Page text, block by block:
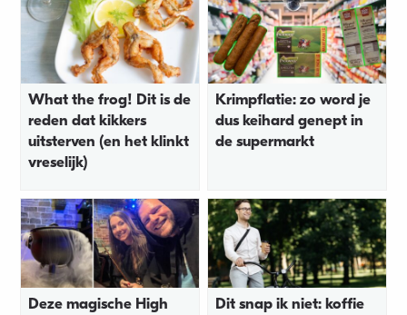
What the frog! Dit is de
reden dat kikkers
uitsterven (en het klinkt
vreselijk)
Krimpflatie: zo word je
dus keihard genept in
de supermarkt
Deze magische High
Dit snap ik niet: koffie